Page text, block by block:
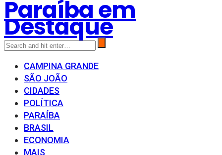
Paraíba em
Destaque
CAMPINA GRANDE
SÃO JOÃO
CIDADES
POLÍTICA
PARAÍBA
BRASIL
ECONOMIA
MAIS